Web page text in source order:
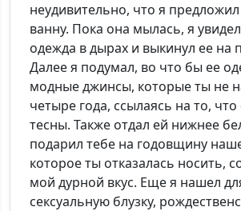
неудивительно, что я
ванну. Пока она мылась, я
одежда в дырах и выкинул ее на
Далее я подумал, во что бы ее
модные джинсы, которые ты не
четыре года, ссылаясь на то,
тесны. Также отдал ей нижнее
подарил тебе на годовщину
которое ты отказалась носить,
мой дурной вкус. Еще я нашел
сексуальную блузку,